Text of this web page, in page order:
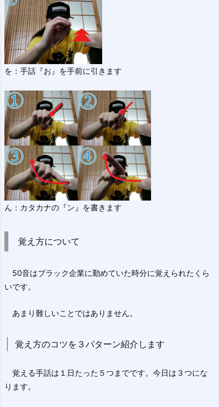
を：手話『お』を手前に引きます
ん：カタカナの『ン』を書きます
覚え方について
50音はブラック企業に勤めていた時分に覚えられたくら
いです。
あまり難しいことではありません。
覚え方のコツを３パターン紹介します
覚える手話は１日たった５つまでです。今日は３つにな
ります。